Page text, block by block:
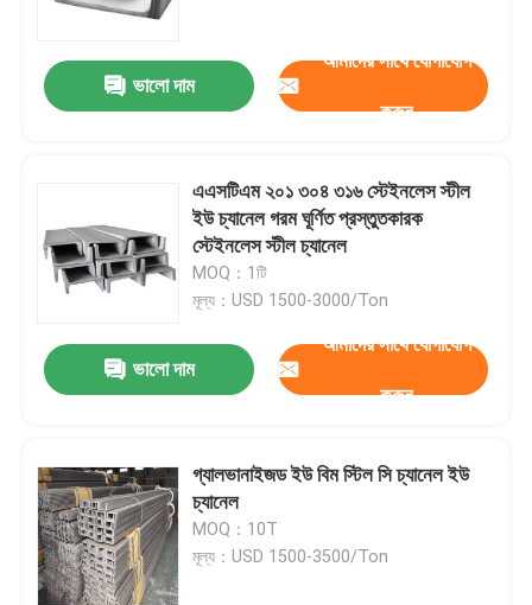
ভালো দাম
আমাদের সাথে যোগাযোগ
করুন
এএসটিএম ২০১ ৩০৪ ৩১৬ স্টেইনলেস স্টীল
ইউ চ্যানেল গরম ঘূর্ণিত প্রস্তুতকারক
স্টেইনলেস স্টীল চ্যানেল
MOQ：1টি
মূল্য：USD 1500-3000/Ton
ভালো দাম
আমাদের সাথে যোগাযোগ
করুন
গ্যালভানাইজড ইউ বিম স্টিল সি চ্যানেল ইউ
চ্যানেল
MOQ：10T
মূল্য：USD 1500-3500/Ton